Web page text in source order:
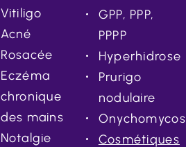
Vitiligo
Acné
Rosacée
Eczéma
chronique
des mains
Notalgie
GPP, PPP,
PPPP
Hyperhidrose
Prurigo
nodulaire
Cosmétiques